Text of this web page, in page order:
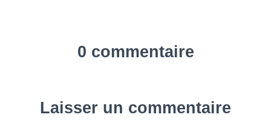
0 commentaire
Laisser un commentaire